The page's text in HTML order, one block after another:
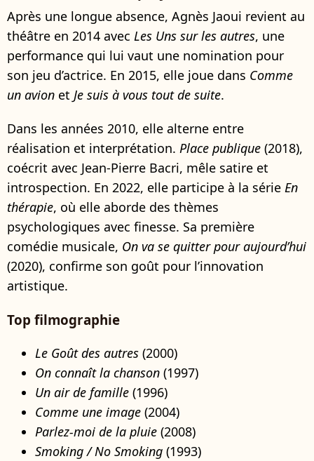
Après une longue absence, Agnès Jaoui revient au
théâtre en 2014 avec Les Uns sur les autres, une
performance qui lui vaut une nomination pour
son jeu d’actrice. En 2015, elle joue dans Comme
un avion et Je suis à vous tout de suite.
Dans les années 2010, elle alterne entre
réalisation et interprétation. Place publique (2018),
coécrit avec Jean-Pierre Bacri, mêle satire et
introspection. En 2022, elle participe à la série En
thérapie, où elle aborde des thèmes
psychologiques avec finesse. Sa première
comédie musicale, On va se quitter pour aujourd’hui
(2020), confirme son goût pour l’innovation
artistique.
Top filmographie
Le Goût des autres (2000)
On connaît la chanson (1997)
Un air de famille (1996)
Comme une image (2004)
Parlez-moi de la pluie (2008)
Smoking / No Smoking (1993)